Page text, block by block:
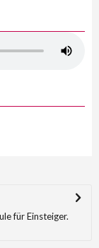
für Einsteiger.